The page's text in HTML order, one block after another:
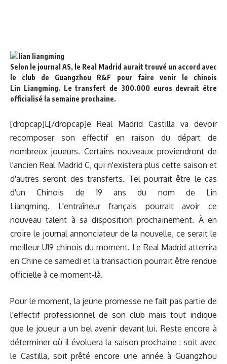
Selon le journal AS, le Real Madrid aurait trouvé un accord avec
le club de Guangzhou R&F pour faire venir le chinois
Lin Liangming. Le transfert de 300.000 euros devrait être
officialisé la semaine prochaine.
[dropcap]L[/dropcap]e Real Madrid Castilla va devoir
recomposer son effectif en raison du départ de
nombreux joueurs. Certains nouveaux proviendront de
l'ancien Real Madrid C, qui n'existera plus cette saison et
d'autres seront des transferts. Tel pourrait être le cas
d'un Chinois de 19 ans du nom de Lin
Liangming. L'entraîneur français pourrait avoir ce
nouveau talent à sa disposition prochainement. À en
croire le journal annonciateur de la nouvelle, ce serait le
meilleur U19 chinois du moment. Le Real Madrid atterrira
en Chine ce samedi et la transaction pourrait être rendue
officielle à ce moment-là.
Pour le moment, la jeune promesse ne fait pas partie de
l'effectif professionnel de son club mais tout indique
que le joueur a un bel avenir devant lui. Reste encore à
déterminer où il évoluera la saison prochaine : soit avec
le Castilla, soit prêté encore une année à Guangzhou